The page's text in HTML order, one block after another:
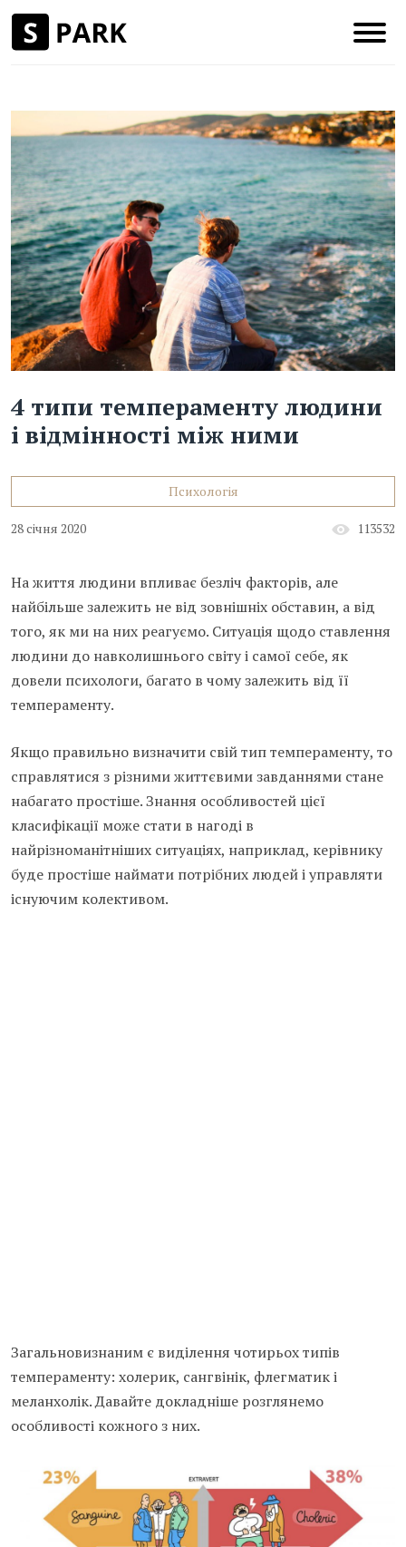
4 типи темпераменту людини
і відмінності між ними
Психологія
28 січня 2020 113532
На життя людини впливає безліч факторів, але
найбільше залежить не від зовнішніх обставин, а від
того, як ми на них реагуємо. Ситуація щодо ставлення
людини до навколишнього світу і самої себе, як
довели психологи, багато в чому залежить від її
темпераменту.
Якщо правильно визначити свій тип темпераменту, то
справлятися з різними життєвими завданнями стане
набагато простіше. Знання особливостей цієї
класифікації може стати в нагоді в
найрізноманітніших ситуаціях, наприклад, керівнику
буде простіше наймати потрібних людей і управляти
існуючим колективом.
Загальновизнаним є виділення чотирьох типів
темпераменту: холерик, сангвінік, флегматик і
меланхолік. Давайте докладніше розглянемо
особливості кожного з них.